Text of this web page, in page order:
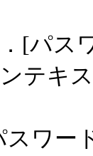
[パス
テキ
ワー